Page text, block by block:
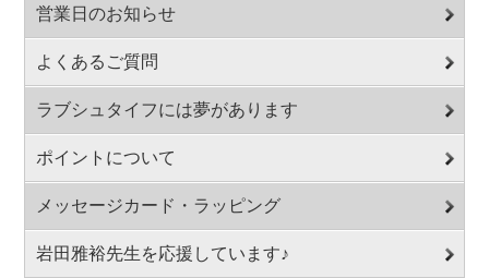
営業日のお知らせ
よくあるご質問
ラブシュタイフには夢があります
ポイントについて
メッセージカード・ラッピング
岩田雅裕先生を応援しています♪